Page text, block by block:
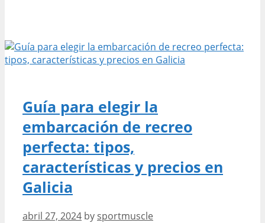
Guía para elegir la
embarcación de recreo
perfecta: tipos,
características y precios en
Galicia
abril 27, 2024 by sportmuscle